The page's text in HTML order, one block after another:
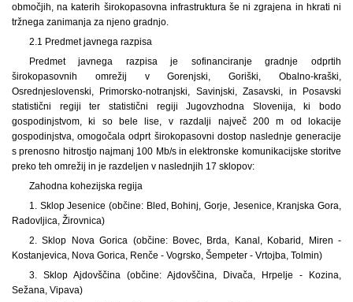
območjih, na katerih širokopasovna infrastruktura še ni zgrajena in hkrati ni
tržnega zanimanja za njeno gradnjo.
2.1 Predmet javnega razpisa
Predmet javnega razpisa je sofinanciranje gradnje odprtih
širokopasovnih omrežij v Gorenjski, Goriški, Obalno-kraški,
Osrednjeslovenski, Primorsko-notranjski, Savinjski, Zasavski, in Posavski
statistični regiji ter statistični regiji Jugovzhodna Slovenija, ki bodo
gospodinjstvom, ki so bele lise, v razdalji največ 200 m od lokacije
gospodinjstva, omogočala odprt širokopasovni dostop naslednje generacije
s prenosno hitrostjo najmanj 100 Mb/s in elektronske komunikacijske storitve
preko teh omrežij in je razdeljen v naslednjih 17 sklopov:
Zahodna kohezijska regija
1. Sklop Jesenice (občine: Bled, Bohinj, Gorje, Jesenice, Kranjska Gora,
Radovljica, Žirovnica)
2. Sklop Nova Gorica (občine: Bovec, Brda, Kanal, Kobarid, Miren -
Kostanjevica, Nova Gorica, Renče - Vogrsko, Šempeter - Vrtojba, Tolmin)
3. Sklop Ajdovščina (občine: Ajdovščina, Divača, Hrpelje - Kozina,
Sežana, Vipava)